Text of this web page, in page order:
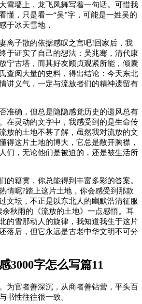
雪墙上，龙飞凤舞写着一句话。可惜我
懂，只是看一“吴”字，可能是一姓吴的
于冰天雪地，
离子散的依据感叹之言吧!回家后，我
于证实了自己的想法：吴兆骞，清代康
宁古塔，而其好友顾贞观紧所能，倾囊
查阅大量的史料，得出结论：今天东北
讲义气，一定与流放者们的精神遗留有
准确，但总是隐隐感觉历史的遗风总有
在灵动的文字中，我感受到的是生命传
放的土地不甚了解，虽然我对流放的文
得这片土地的博大，它总是敞开胸襟，
们，无论他们是被迫的，还是被生活所
的籍贯，你总能得到丰富多彩的答案。
情呢?踏上这片土地，你会感受到那款
文坛，不正是以东北人的幽默浩清征服
余秋雨的《流放的土地》一点感悟。耳
的雪那动人的旋律，我知道我生于这片
落后，但它永远是古老中华文明不可分
3000字怎么写篇11
为官者善深沉，从商者善钻营，平头百
书性往往很一致。